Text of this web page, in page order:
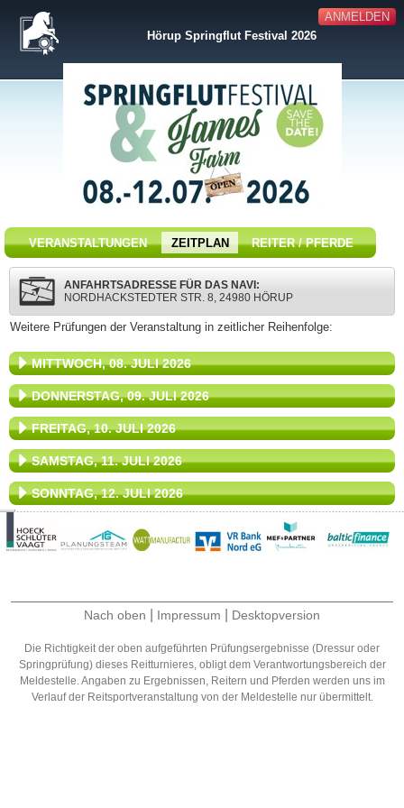
ANMELDEN
Hörup Springflut Festival 2026
VERANSTALTUNGEN ZEITPLAN REITER / PFERDE
ANFAHRTSADRESSE FÜR DAS NAVI:
NORDHACKSTEDTER STR. 8, 24980 HÖRUP
Weitere Prüfungen der Veranstaltung in zeitlicher Reihenfolge:
MITTWOCH, 08. JULI 2026
DONNERSTAG, 09. JULI 2026
FREITAG, 10. JULI 2026
SAMSTAG, 11. JULI 2026
SONNTAG, 12. JULI 2026
Nach oben Impressum Desktopversion
Die Richtigkeit der oben aufgeführten Prüfungsergebnisse (Dressur oder
Springprüfung) dieses Reitturnieres, obligt dem Verantwortungsbereich der
Meldestelle. Angaben zu Ergebnissen, Reitern und Pferden werden uns im
Verlauf der Reitsportveranstaltung von der Meldestelle nur übermittelt.